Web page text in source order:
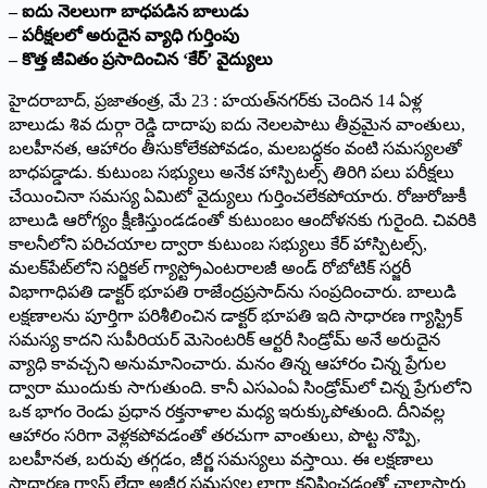
– ఐదు నెలలుగా బాధపడిన బాలుడు
– పరీక్షలలో అరుదైన వ్యాధి గుర్తింపు
– కొత్త జీవితం ప్రసాదించిన ‘కేర్’ వైద్యులు
హైదరాబాద్, ప్రజాతంత్ర, మే 23 : హయత్‌నగర్‌కు చెందిన 14 ఏళ్ల
బాలుడు శివ దుర్గా రెడ్డి దాదాపు ఐదు నెలలపాటు తీవ్రమైన వాంతులు,
బలహీనత, ఆహారం తీసుకోలేకపోవడం, మలబద్ధకం వంటి సమస్యలతో
బాధపడ్డాడు. కుటుంబ సభ్యులు అనేక హాస్పిటల్స్ తిరిగి పలు పరీక్షలు
చేయించినా సమస్య ఏమిటో వైద్యులు గుర్తించలేకపోయారు. రోజురోజుకీ
బాలుడి ఆరోగ్యం క్షీణిస్తుండ‌డంతో కుటుంబం ఆందోళనకు గురైంది. చివరికి
కాలనీలోని పరిచయాల ద్వారా కుటుంబ సభ్యులు కేర్ హాస్పిటల్స్,
మలక్‌పేట్‌లోని సర్జికల్ గ్యాస్ట్రోఎంటరాలజీ అండ్ రోబోటిక్ సర్జరీ
విభాగాధిపతి డాక్టర్ భూపతి రాజేంద్రప్రసాద్‌ను సంప్రదించారు. బాలుడి
లక్షణాలను పూర్తిగా పరిశీలించిన డాక్టర్ భూపతి ఇది సాధారణ గ్యాస్ట్రిక్
సమస్య కాదని సుపీరియర్ మెసెంటరిక్ ఆర్టరీ సిండ్రోమ్ అనే అరుదైన
వ్యాధి కావచ్చని అనుమానించారు. మనం తిన్న ఆహారం చిన్న ప్రేగుల
ద్వారా ముందుకు సాగుతుంది. కానీ ఎసఎంఏ సిండ్రోమ్‌లో చిన్న ప్రేగులోని
ఒక భాగం రెండు ప్రధాన రక్తనాళాల మధ్య ఇరుక్కుపోతుంది. దీనివల్ల
ఆహారం సరిగా వెళ్లకపోవడంతో తరచుగా వాంతులు, పొట్ట నొప్పి,
బలహీనత, బరువు తగ్గడం, జీర్ణ సమస్యలు వస్తాయి. ఈ లక్షణాలు
సాధారణ గ్యాస్ లేదా అజీర్ణ సమస్యల లాగా కనిపించడంతో చాలాసార్లు